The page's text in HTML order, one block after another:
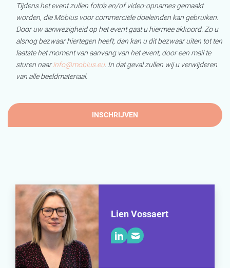
Tijdens het event zullen foto’s en/of video-opnames gemaakt
worden, die Möbius voor commerciële doeleinden kan gebruiken.
Door uw aanwezigheid op het event gaat u hiermee akkoord. Zo u
alsnog bezwaar hiertegen heeft, dan kan u dit bezwaar uiten tot ten
laatste het moment van aanvang van het event, door een mail te
sturen naarinfo@mobius.eu. In dat geval zullen wij u verwijderen
van alle beeldmateriaal.
Lien Vossaert